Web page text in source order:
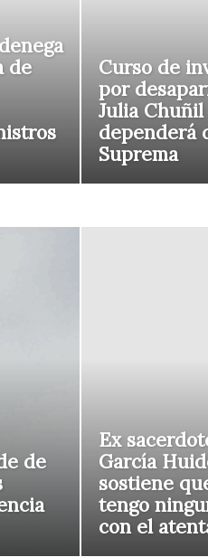
de
Curso de
por
Julia Chuñil
dependerá
Suprema
de
Ex
García
sostiene
tengo
con el